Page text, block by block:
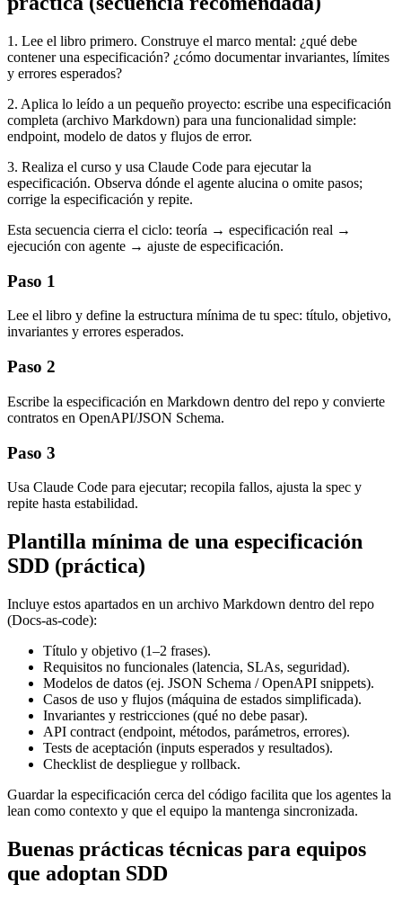
1. Lee el libro primero. Construye el marco mental: ¿qué debe
contener una especificación? ¿cómo documentar invariantes, límites
y errores esperados?
2. Aplica lo leído a un pequeño proyecto: escribe una especificación
completa (archivo Markdown) para una funcionalidad simple:
endpoint, modelo de datos y flujos de error.
3. Realiza el curso y usa Claude Code para ejecutar la
especificación. Observa dónde el agente alucina o omite pasos;
corrige la especificación y repite.
Esta secuencia cierra el ciclo: teoría → especificación real →
ejecución con agente → ajuste de especificación.
Paso 1
Lee el libro y define la estructura mínima de tu spec: título, objetivo,
invariantes y errores esperados.
Paso 2
Escribe la especificación en Markdown dentro del repo y convierte
contratos en OpenAPI/JSON Schema.
Paso 3
Usa Claude Code para ejecutar; recopila fallos, ajusta la spec y
repite hasta estabilidad.
Plantilla mínima de una especificación
SDD (práctica)
Incluye estos apartados en un archivo Markdown dentro del repo
(Docs-as-code):
Título y objetivo (1–2 frases).
Requisitos no funcionales (latencia, SLAs, seguridad).
Modelos de datos (ej. JSON Schema / OpenAPI snippets).
Casos de uso y flujos (máquina de estados simplificada).
Invariantes y restricciones (qué no debe pasar).
API contract (endpoint, métodos, parámetros, errores).
Tests de aceptación (inputs esperados y resultados).
Checklist de despliegue y rollback.
Guardar la especificación cerca del código facilita que los agentes la
lean como contexto y que el equipo la mantenga sincronizada.
Buenas prácticas técnicas para equipos
que adoptan SDD